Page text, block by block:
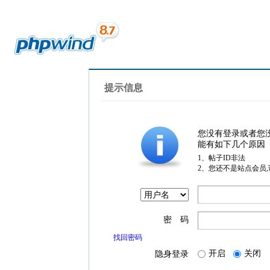
提示信息
您没有登录或者您
能有如下几个原因
1、帖子ID非法
2、您还不是站点会员
密 码
找回密码
隐身登录 开启 关闭